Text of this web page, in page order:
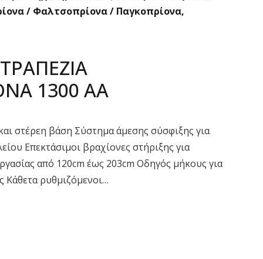
/ Φαλτσοπρίονα / Παγκοπρίονα,
1300 AA
στέρεη βάση Σύστημα άμεσης σύσφιξης για
Επεκτάσιμοι βραχίονες στήριξης για
από 120cm έως 203cm Οδηγός μήκους για
Κάθετα ρυθμιζόμενοι…